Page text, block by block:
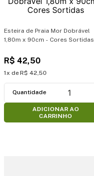
Esteira de Praia Mor Dobrável
1,80m x 90cm - Cores Sortidas
R$ 42,50
1 R$ 42,50
1
ADICIONAR AO
CARRINHO